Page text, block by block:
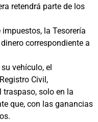
retendrá parte de los
la Tesorería
correspondiente a
vehículo, el
Civil,
traspaso, solo en la
que, con las ganancias